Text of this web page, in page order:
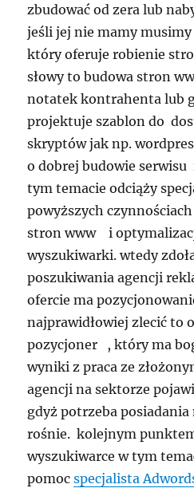
zbudować od zera lub
jeśli jej nie mamy musimy
który oferuje robienie
słowy to budowa stron
notatek kontrahenta lub
projektuje szablon do
skryptów jak np.
o dobrej budowie
tym temacie odciąży
powyższych
stron www i
wyszukiwarki. wtedy
poszukiwania agencji
ofercie ma
najprawidłowiej zlecić to
pozycjoner , który ma
wyniki z praca ze
agencji na sektorze
gdyż potrzeba
rośnie. kolejnym
wyszukiwarce w tym
pomocspecjalista